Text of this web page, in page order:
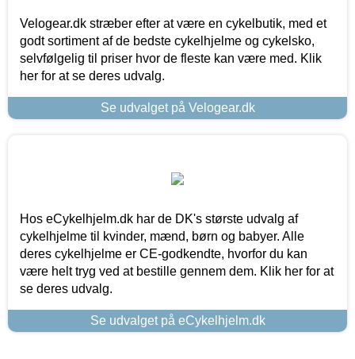
Velogear.dk stræber efter at være en cykelbutik, med et
godt sortiment af de bedste cykelhjelme og cykelsko,
selvfølgelig til priser hvor de fleste kan være med. Klik
her for at se deres udvalg.
Se udvalget på Velogear.dk
Hos eCykelhjelm.dk har de DK's største udvalg af
cykelhjelme til kvinder, mænd, børn og babyer. Alle
deres cykelhjelme er CE-godkendte, hvorfor du kan
være helt tryg ved at bestille gennem dem. Klik her for at
se deres udvalg.
Se udvalget på eCykelhjelm.dk